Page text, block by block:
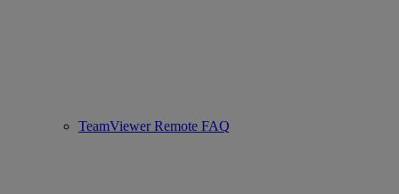
TeamViewer Remote FAQ